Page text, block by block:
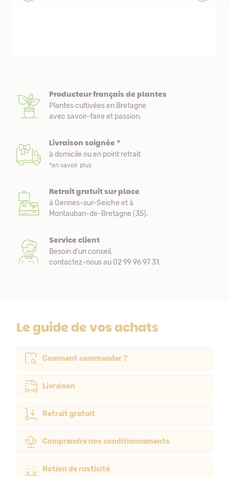
livraison
Producteur français de plantes
Plantes cultivées en Bretagne
avec savoir-faire et passion.
Livraison soignée *
à domicile ou en point retrait
*en savoir plus
Retrait gratuit sur place
à Gennes-sur-Seiche et à
Montauban-de-Bretagne (35).
Service client
Besoin d’un conseil,
contactez-nous au 02 99 96 97 31.
Le guide de vos achats
Comment commander ?
Livraison
Retrait gratuit
Comprendre nos conditionnements
Notion de rusticité